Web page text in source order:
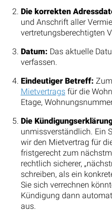
Die korrekten
und Anschrift aller
vertretungsberechtigten
Datum: Das aktuelle
verfassen.
Eindeutiger Betreff:
Mietvertragsfür die
Etage,
Die
unmissverständlich. Ein
wir den Mietvertrag für
fristgerecht zum
rechtlich sicherer,
schreiben, als ein
Sie sich verrechnen
Kündigung dann
aus.